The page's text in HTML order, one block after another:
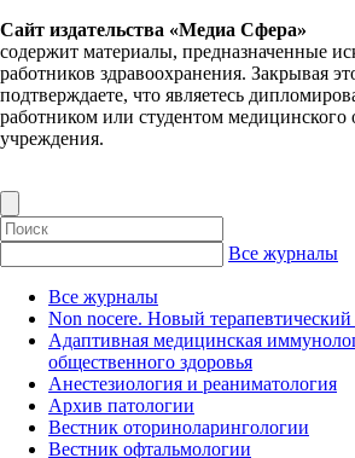
Сайт издательства «Медиа Сфера»
содержит материалы, предназначенные
работников здравоохранения. Закрывая
подтверждаете, что являетесь
работником или студентом медицинского
учреждения.
Все журналы
Все журналы
Non nocere. Новый
Адаптивная медицинская
общественного здоровья
Анестезиология и реаниматология
Архив патологии
Вестник оториноларингологии
Вестник офтальмологии